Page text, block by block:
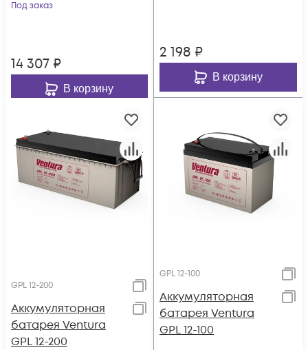
Под заказ
14 307 ₽
В корзину
2 198 ₽
В корзину
GPL 12-200
Аккумуляторная
батарея Ventura
GPL 12-200
GPL 12-100
Аккумуляторная
батарея Ventura
GPL 12-100